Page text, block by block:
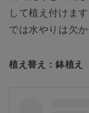
して植え付けま
では水やりは欠か
植え替え：鉢植え